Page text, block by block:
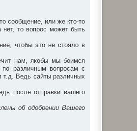
сообщение, или же кто-то
нет, то вопрос может быть
чтобы это не стояло в
нам, якобы мы боимся
различным вопросам с
т.д. Ведь сайты различных
после отправки вашего
об одобрении Вашего